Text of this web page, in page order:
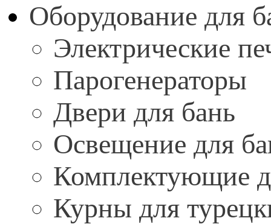
Оборудование для
Электрические
Парогенераторы
Двери для бань
Освещение для
Комплектующие
Курны для